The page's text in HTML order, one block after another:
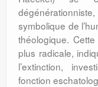
symbolique de
théologique.
plus radicale,
l’extinction,
fonction